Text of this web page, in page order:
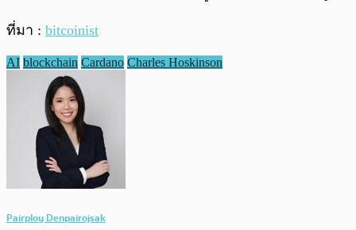
ที่มา : bitcoinist
AI blockchain Cardano Charles Hoskinson
Pairploy Denpairojsak